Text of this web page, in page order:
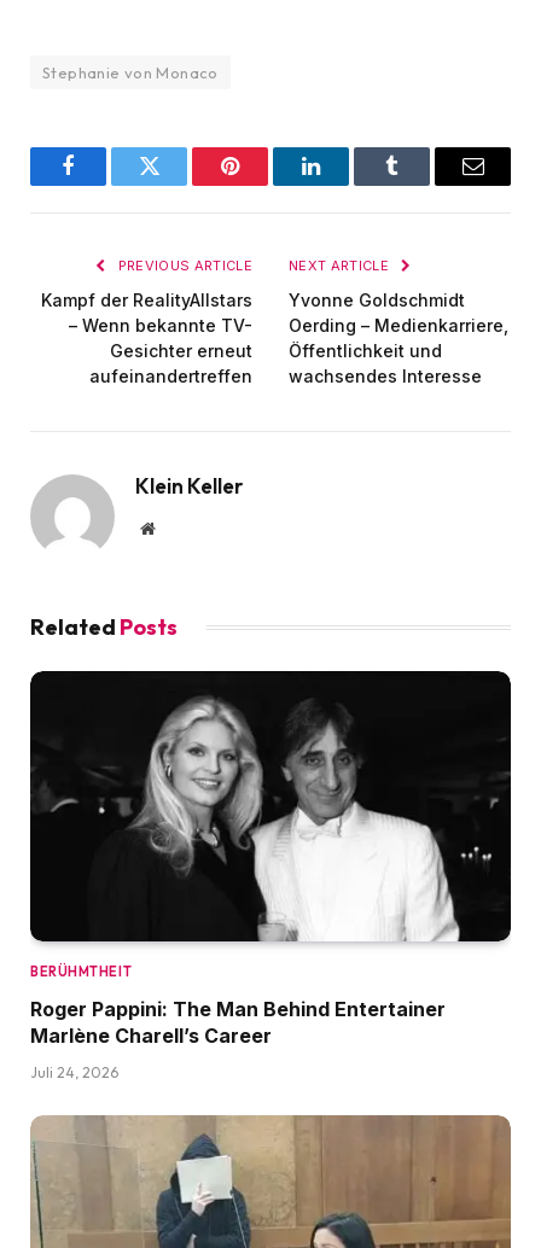
Stephanie von Monaco
FacebookTwitter Pinterest LinkedInTumblr Email
PREVIOUS ARTICLE
Kampf der RealityAllstars
– Wenn bekannte TV-
Gesichter erneut
aufeinandertreffen
NEXT ARTICLE
Yvonne Goldschmidt
Oerding – Medienkarriere,
Öffentlichkeit und
wachsendes Interesse
Klein Keller
Website
Related Posts
BERÜHMTHEIT
Roger Pappini: The Man Behind Entertainer
Marlène Charell’s Career
Juli 24, 2026